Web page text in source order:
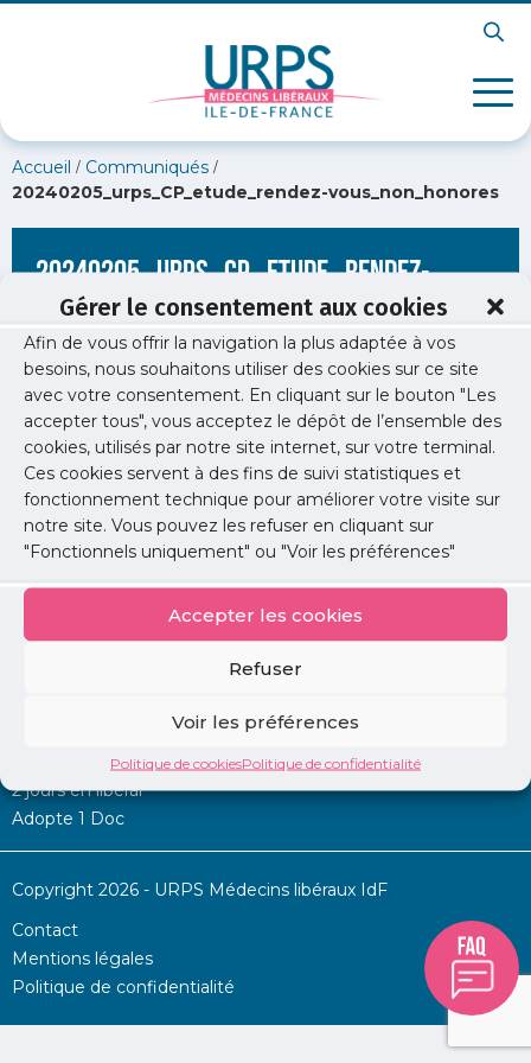
Gérer le consentement aux cookies
Afin de vous offrir la navigation la plus adaptée à vos
besoins, nous souhaitons utiliser des cookies sur ce site
avec votre consentement. En cliquant sur le bouton "Les
accepter tous", vous acceptez le dépôt de l’ensemble des
cookies, utilisés par notre site internet, sur votre terminal.
Ces cookies servent à des fins de suivi statistiques et
fonctionnement technique pour améliorer votre visite sur
notre site. Vous pouvez les refuser en cliquant sur
"Fonctionnels uniquement" ou "Voir les préférences"
Accepter les cookies
Refuser
Voir les préférences
Politique de cookiesPolitique de confidentialité
Accueil / Communiqués /
20240205_urps_CP_etude_rendez-vous_non_honores
20240205_urps_CP_etude_rendez-
vous_non_honores
Permanence d’aide à l’installation
2 jours en libéral
Adopte 1 Doc
Copyright 2026 - URPS Médecins libéraux IdF
Contact
Mentions légales
Politique de confidentialité